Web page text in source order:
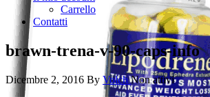
Carrello
Contatti
brawn-trena-v-90-caps-info
Dicembre 2, 2016 By VolchNon attivi